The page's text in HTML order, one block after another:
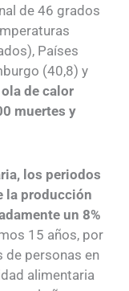
de 46 grados
Países
(40,8) y
de calor
muertes y
los periodos
la producción
un 8%
15 años, por
de personas en
alimentaria